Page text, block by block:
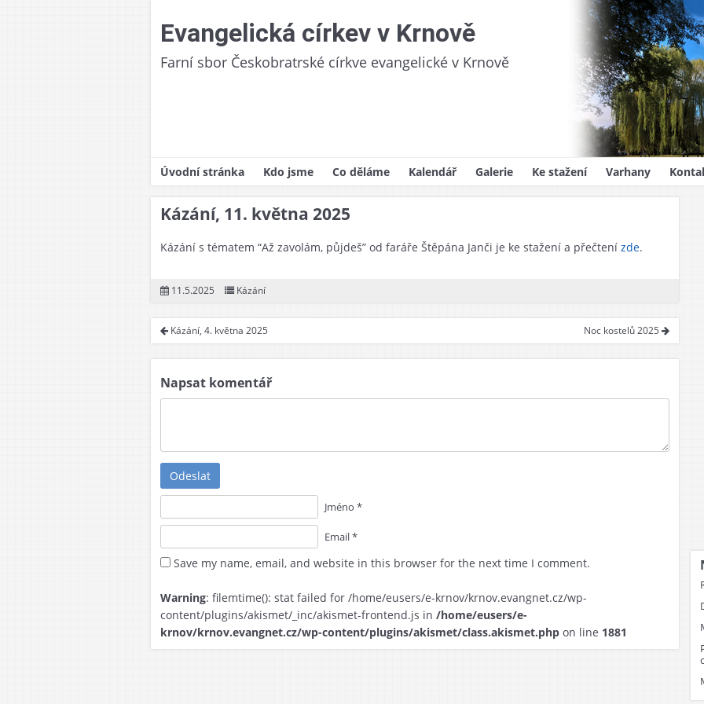
content
Evangelická církev v Krnově
Farní sbor Českobratrské církve evangelické v Krnově
Úvodní stránka
Kdo jsme
Naše církev
Fara/sborový dům
Finanční odpovědnost
Co děláme
Pravidelná setkání
Základy víry
Děti
Mládež
Kalendář Galerie
Ke stažení
Sborový zpravodaj
Varhany
Kázání, 11. května 2025
Kázání s tématem “Až zavolám, půjdeš” od faráře Štěpána Janči je ke stažení a přečtení zde.
11.5.2025 Kázání
Kázání, 4. května 2025 Noc kostelů 2025
Napsat komentář
Odeslat
Jméno *
Email *
Save my name, email, and website in this browser for the next time I comment.
Warning: filemtime(): stat failed for /home/eusers/e-krnov/krnov.evangnet.cz/wp-
content/plugins/akismet/_inc/akismet-frontend.js in /home/eusers/e-
krnov/krnov.evangnet.cz/wp-content/plugins/akismet/class.akismet.php on line 1881